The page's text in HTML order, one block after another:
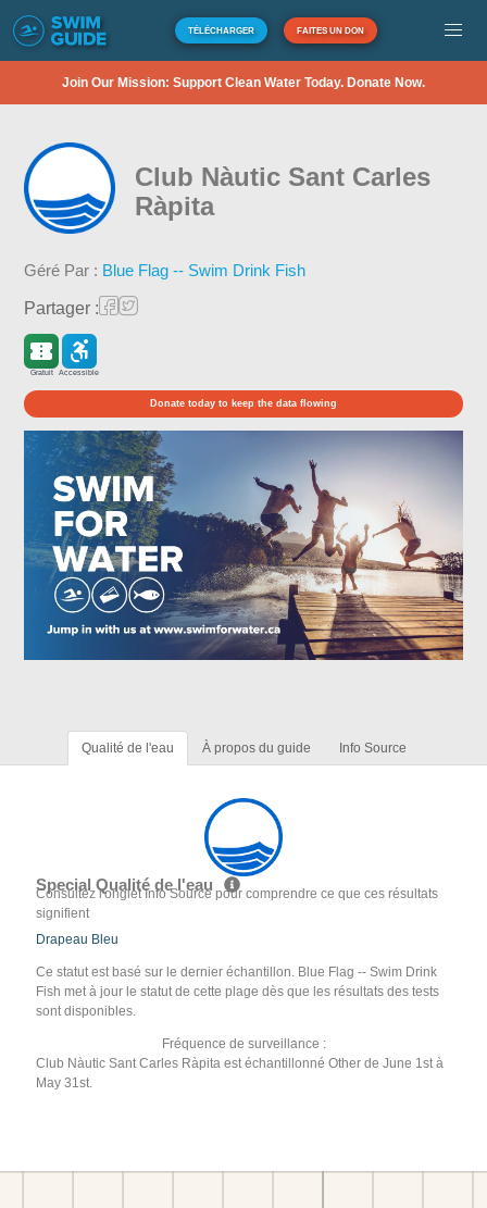
TÉLÉCHARGER FAITES UN DON
Join Our Mission: Support Clean Water Today. Donate Now.
Club Nàutic Sant Carles
Ràpita
Géré Par : Blue Flag -- Swim Drink Fish
Partager :
Gratuit Accessible
Donate today to keep the data flowing
Qualité de l'eau À propos du guide Info Source
Special Qualité de l'eau
Consultez l'onglet Info Source pour comprendre ce que ces résultats
signifient
Drapeau Bleu
Ce statut est basé sur le dernier échantillon. Blue Flag -- Swim Drink
Fish met à jour le statut de cette plage dès que les résultats des tests
sont disponibles.
Fréquence de surveillance :
Club Nàutic Sant Carles Ràpita est échantillonné Other de June 1st à
May 31st.